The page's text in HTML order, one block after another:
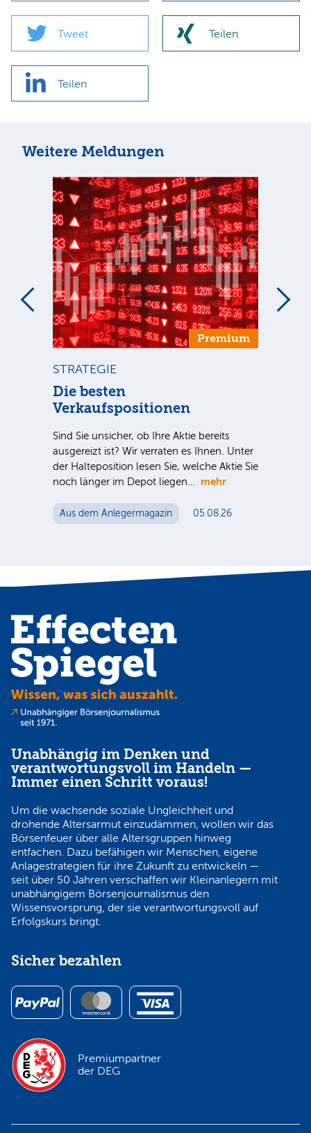
Tweet Teilen
Teilen
Weitere Meldungen
Premium
STRATEGIE
Die besten
Verkaufspositionen
Sind Sie unsicher, ob Ihre Aktie bereits
ausgereizt ist? Wir verraten es Ihnen. Unter
der Halteposition lesen Sie, welche Aktie Sie
noch länger im Depot liegen… mehr
Aus dem Anlegermagazin 05.08.26
Unabhängig im Denken und
verantwortungsvoll im Handeln —
Immer einen Schritt voraus!
Um die wachsende soziale Ungleichheit und
drohende Altersarmut einzudämmen, wollen wir das
Börsenfeuer über alle Altersgruppen hinweg
entfachen. Dazu befähigen wir Menschen, eigene
Anlagestrategien für ihre Zukunft zu entwickeln —
seit über 50 Jahren verschaffen wir Kleinanlegern mit
unabhängigem Börsenjournalismus den
Wissensvorsprung, der sie verantwortungsvoll auf
Erfolgskurs bringt.
Sicher bezahlen
Premiumpartner
der DEG